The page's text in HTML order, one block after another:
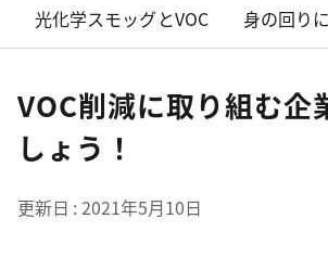
光化学スモッグとVOC 身の回り
VOC削減に取り組む企
しょう！
更新日 2021年5月10日